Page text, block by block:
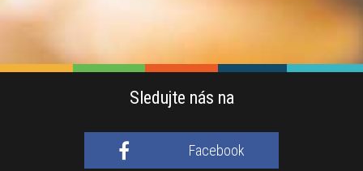
Sledujte nás na
Facebook